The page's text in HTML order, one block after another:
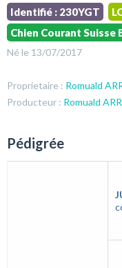
Identifié : 230YGT
Chien Courant Suisse
Né le 13/07/2017
Proprietaire : Romuald
Producteur : Romuald
Pédigrée